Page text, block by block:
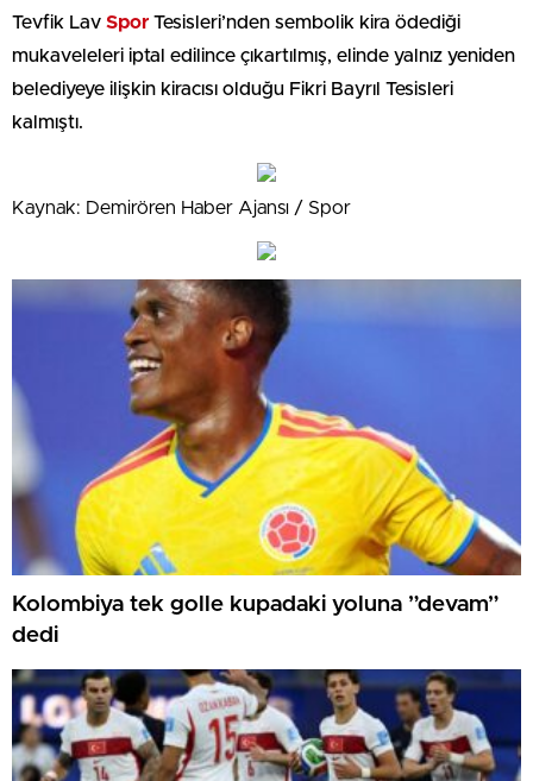
Tevfik Lav Spor Tesisleri’nden sembolik kira ödediği
mukaveleleri iptal edilince çıkartılmış, elinde yalnız yeniden
belediyeye ilişkin kiracısı olduğu Fikri Bayrıl Tesisleri
kalmıştı.
Kaynak: Demirören Haber Ajansı / Spor
Kolombiya tek golle kupadaki yoluna ”devam”
dedi